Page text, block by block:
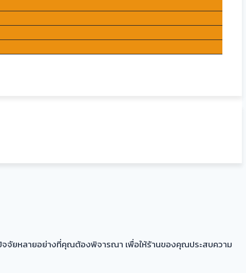
จจัยหลายอย่างที่คุณต้องพิจารณา เพื่อให้ร้านของคุณประสบความ